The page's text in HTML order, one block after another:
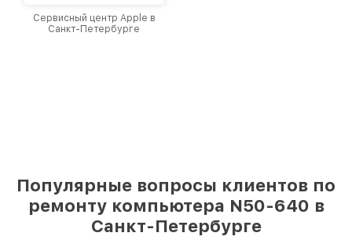
Сервисный центр Apple в
Санкт-Петербурге
Популярные вопросы клиентов по
ремонту компьютера N50-640 в
Санкт-Петербурге